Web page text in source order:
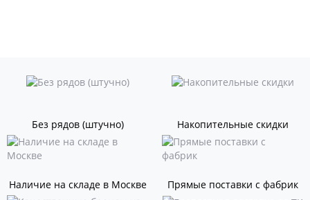
Без рядов (штучно) Накопительные скидки
Наличие на складе в Москве Прямые поставки с фабрик